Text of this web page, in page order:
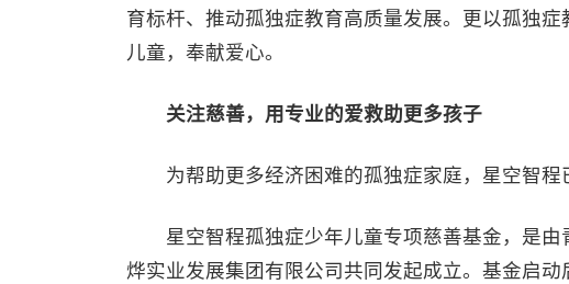
育标杆、推动孤独症教育高质量发展。更以孤独
儿童，奉献爱心。
关注慈善，用专业的爱救助更多孩子
为帮助更多经济困难的孤独症家庭，星空智程已
星空智程孤独症少年儿童专项慈善基金，是由
烨实业发展集团有限公司共同发起成立。基金启